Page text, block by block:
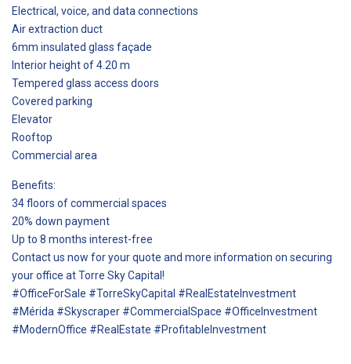
Electrical, voice, and data connections
Air extraction duct
6mm insulated glass façade
Interior height of 4.20 m
Tempered glass access doors
Covered parking
Elevator
Rooftop
Commercial area
Benefits:
34 floors of commercial spaces
20% down payment
Up to 8 months interest-free
Contact us now for your quote and more information on securing
your office at Torre Sky Capital!
#OfficeForSale #TorreSkyCapital #RealEstateInvestment
#Mérida #Skyscraper #CommercialSpace #OfficeInvestment
#ModernOffice #RealEstate #ProfitableInvestment